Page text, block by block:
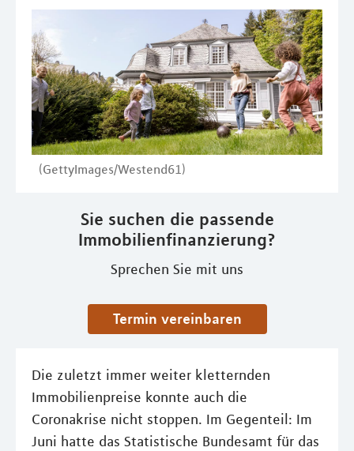
(GettyImages/Westend61)
Sie suchen die passende
Immobilienfinanzierung?
Sprechen Sie mit uns
Termin vereinbaren
Die zuletzt immer weiter kletternden
Immobilienpreise konnte auch die
Coronakrise nicht stoppen. Im Gegenteil: Im
Juni hatte das Statistische Bundesamt für das